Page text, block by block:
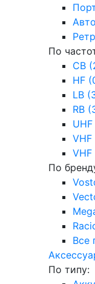
По
CB
HF
LB
RB
По
Все
По типу: